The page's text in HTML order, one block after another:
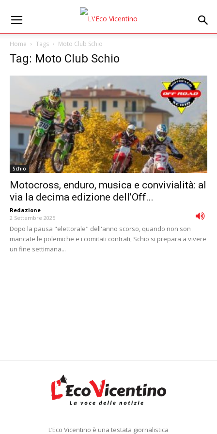
Home Tags Moto Club Schio
Tag: Moto Club Schio
Schio
Motocross, enduro, musica e convivialità: al
via la decima edizione dell’Off...
Redazione -
2 Settembre 2025
Dopo la pausa "elettorale" dell'anno scorso, quando non son
mancate le polemiche e i comitati contrati, Schio si prepara a vivere
un fine settimana...
L’Eco Vicentino è una testata giornalistica